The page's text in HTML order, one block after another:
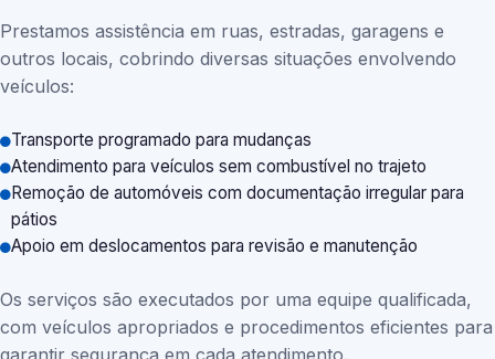
Prestamos assistência em ruas, estradas, garagens e
outros locais, cobrindo diversas situações envolvendo
veículos:
Transporte programado para mudanças
Atendimento para veículos sem combustível no trajeto
Remoção de automóveis com documentação irregular para
pátios
Apoio em deslocamentos para revisão e manutenção
Os serviços são executados por uma equipe qualificada,
com veículos apropriados e procedimentos eficientes para
garantir segurança em cada atendimento.